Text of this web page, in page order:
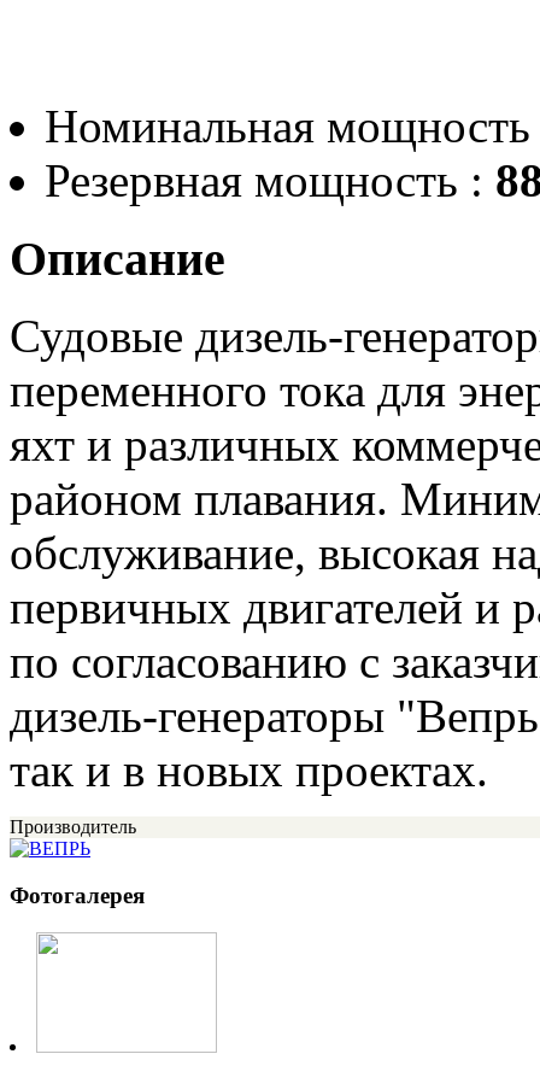
Номинальная
Резервная мощность :
Описание
Судовые дизель-
переменного тока для
яхт и различных
районом плавания.
обслуживание, высокая
первичных двигателей и
по согласованию с
дизель-генераторы
так и в новых проектах.
Производитель
Фотогалерея